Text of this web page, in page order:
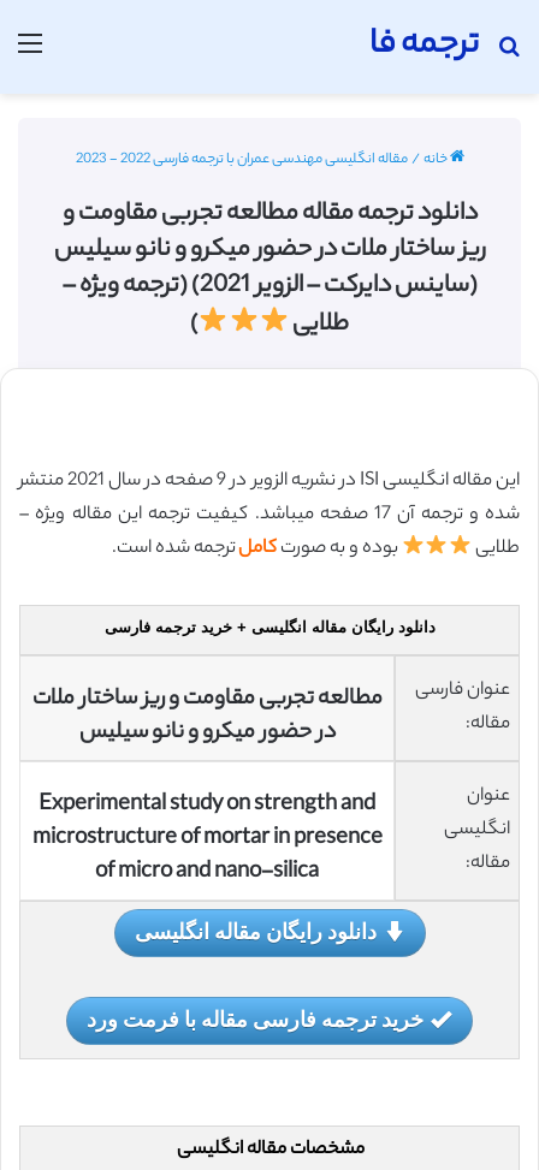
ترجمه فا
جستجو برای
خانه/مقاله انگلیسی مهندسی عمران با ترجمه فارسی 2022 - 2023
دانلود ترجمه مقاله مطالعه تجربی مقاومت و
ریز ساختار ملات در حضور میکرو و نانو سیلیس
(ساینس دایرکت – الزویر 2021) (ترجمه ویژه –
طلایی
)
این مقاله انگلیسی ISI در نشریه الزویر در 9 صفحه در سال 2021 منتشر
شده و ترجمه آن 17 صفحه میباشد. کیفیت ترجمه این مقاله ویژه –
طلایی
بوده و به صورتکاملترجمه شده است.
دانلود رایگان مقاله انگلیسی + خرید ترجمه فارسی
عنوان فارسی
مقاله:
مطالعه تجربی مقاومت و ریز ساختار ملات
در حضور میکرو و نانو سیلیس
عنوان
انگلیسی
مقاله:
Experimental study on strength and
microstructure of mortar in presence
of micro and nano-silica
دانلود رایگان مقاله انگلیسی
خرید ترجمه فارسی مقاله با فرمت ورد
مشخصات مقاله انگلیسی